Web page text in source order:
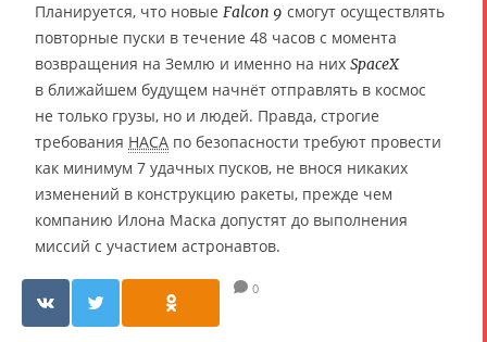
Планируется, что новые Falcon 9 смогут осуществлять
повторные пуски в течение 48 часов с момента
возвращения на Землю и именно на них SpaceX
в ближайшем будущем начнёт отправлять в космос
не только грузы, но и людей. Правда, строгие
требования НАСА по безопасности требуют провести
как минимум 7 удачных пусков, не внося никаких
изменений в конструкцию ракеты, прежде чем
компанию Илона Маска допустят до выполнения
миссий с участием астронавтов.
0